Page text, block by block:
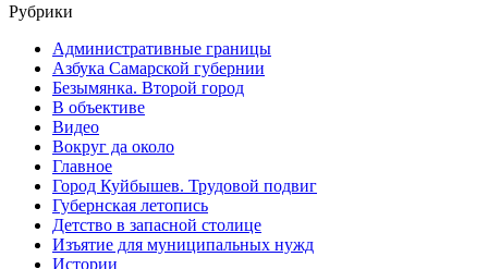
Рубрики
Административные границы
Азбука Самарской губернии
Безымянка. Второй город
В объективе
Видео
Вокруг да около
Главное
Город Куйбышев. Трудовой подвиг
Губернская летопись
Детство в запасной столице
Изъятие для муниципальных нужд
Истории